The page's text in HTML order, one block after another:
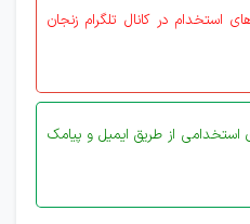
در کانال تلگرام زنجان
از طریق ایمیل و پیامک